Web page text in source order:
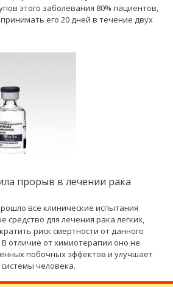
этого заболевания 80% пациентов,
его 20 дней в течение двух
прорыв в лечении рака
все клинические испытания
средство для лечения рака легких,
риск смертности от данного
В отличие от химиотерапии оно не
побочных эффектов и улучшает
человека.